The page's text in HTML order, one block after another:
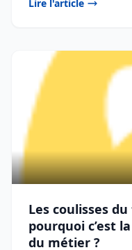
Lire l'article
Les coulisses
pourquoi c’est
du métier ?